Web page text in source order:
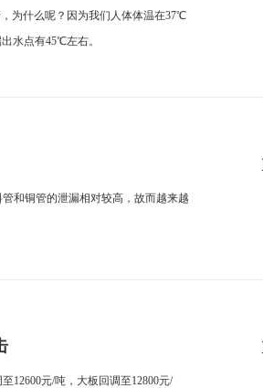
为什么呢？因为我们人体体温在37℃
水点有45℃左右。
和铜管的泄漏相对较高，故而越来越
12600元/吨，大板回调至12800元/